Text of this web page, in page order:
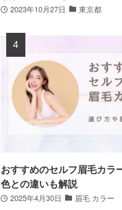
2023年10月27日 東京都
おすすめのセルフ眉毛カラ
色との違いも解説
2025年4月30日 眉毛 カラー